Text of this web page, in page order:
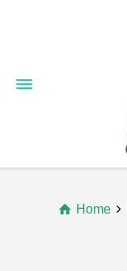
Home